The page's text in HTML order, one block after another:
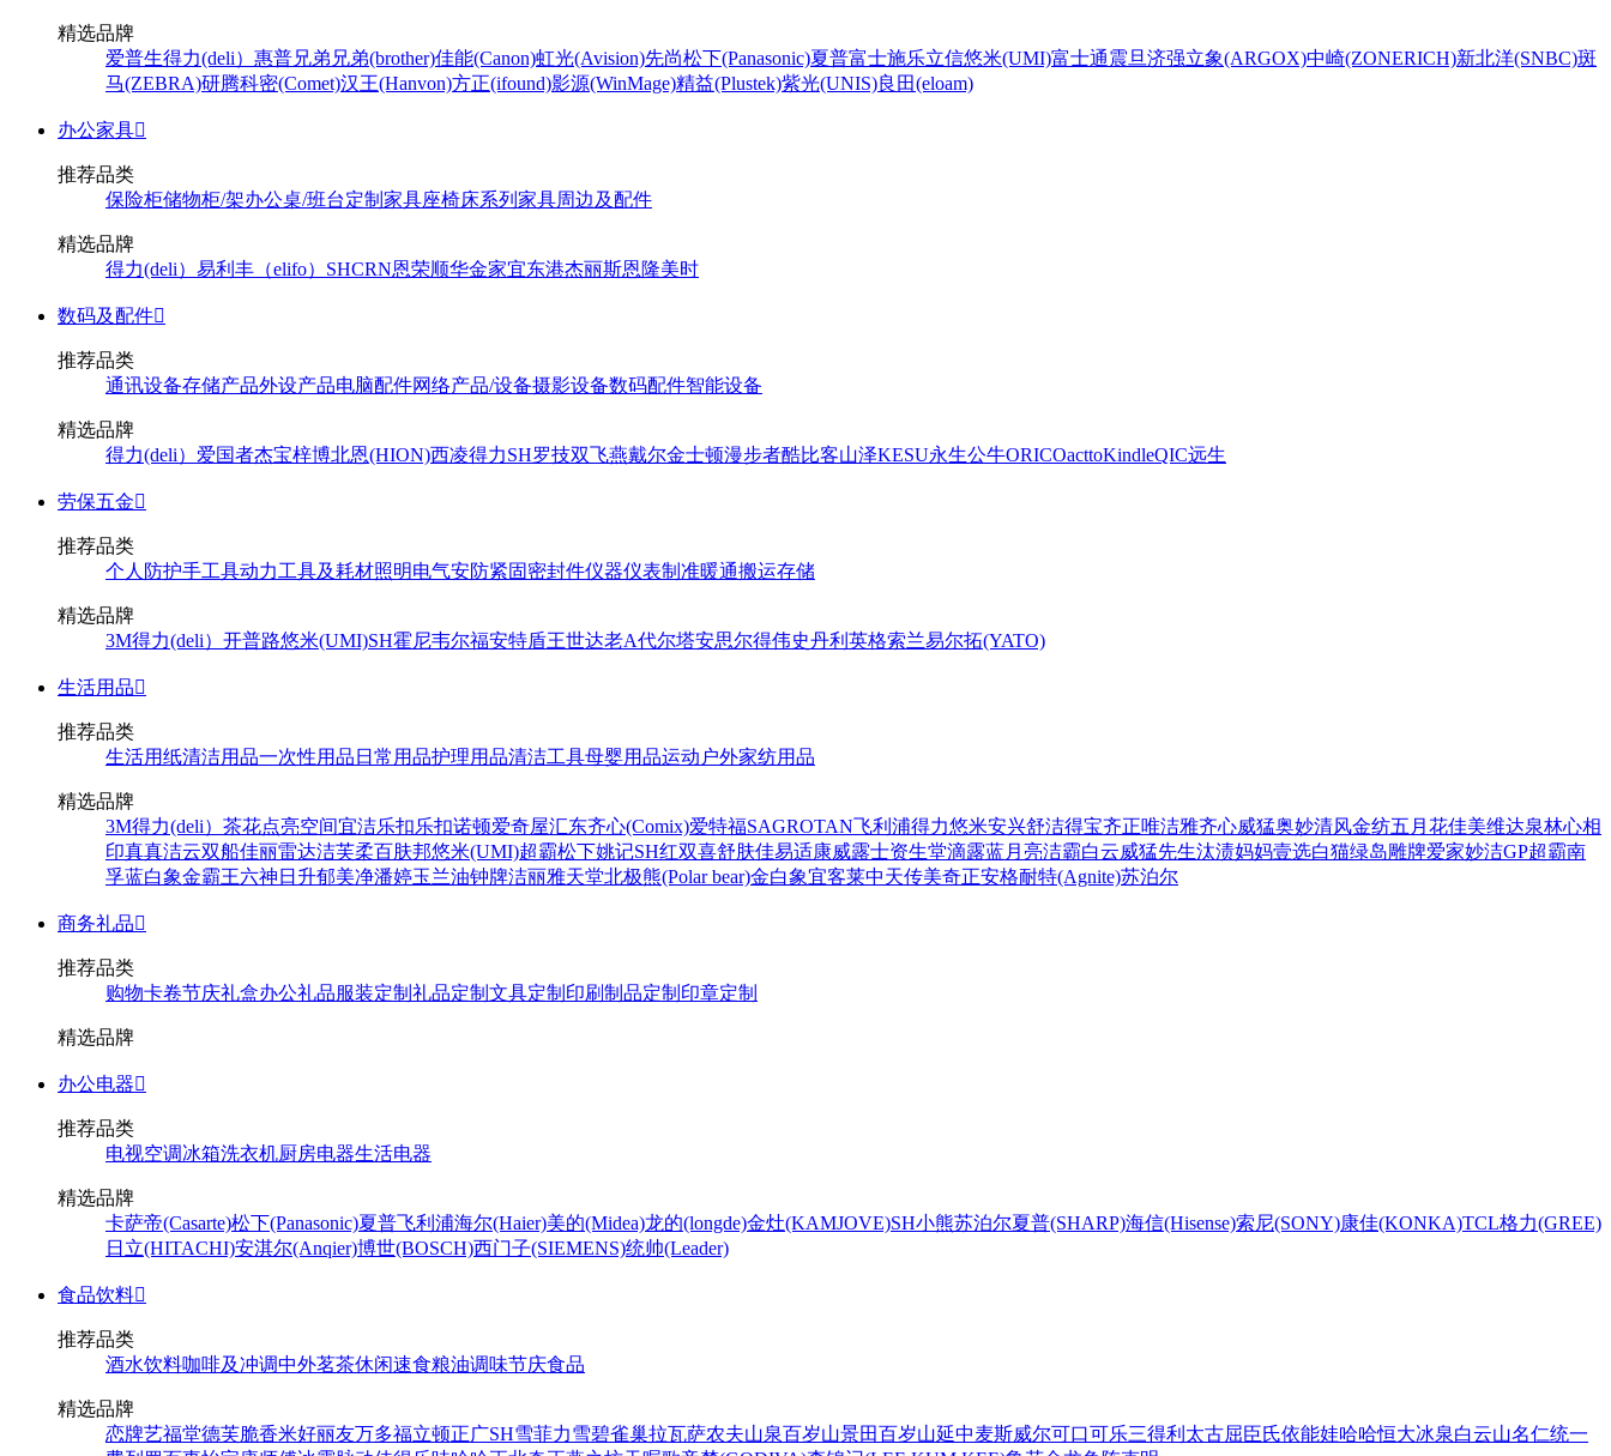
精选品牌
爱普生得力(deli） 惠普兄弟 兄弟(brother)佳能(Canon)虹光(Avision)先尚松下(Panasonic)夏普富士施乐立信悠米(UMI)富士通震旦济强立象(ARGOX)中崎(ZONERICH)新北洋(SNBC)斑
马(ZEBRA)研腾科密(Comet)汉王(Hanvon)方正(ifound)影源(WinMage)精益(Plustek)紫光(UNIS)良田(eloam)
办公家具
推荐品类
保险柜储物柜/架办公桌/班台定制家具座椅床系列 家具周边及配件
精选品牌
得力(deli） 易利丰（elifo） SHCRN恩荣顺华金家宜东港杰丽斯恩隆美时
数码及配件
推荐品类
通讯设备存储产品外设产品电脑配件网络产品/设备摄影设备数码配件智能设备
精选品牌
得力(deli） 爱国者杰宝梓博北恩(HION)西凌得力SH罗技双飞燕戴尔金士顿漫步者酷比客山泽KESU永生公牛ORICOacttoKindleQIC远生
劳保五金
推荐品类
个人防护手工具动力工具及耗材照明电气安防紧固密封件仪器仪表制准暖通搬运存储
精选品牌
3M得力(deli） 开普路悠米(UMI)SH霍尼韦尔福安特盾王世达老A代尔塔安思尔得伟史丹利 英格索兰易尔拓(YATO)
生活用品
推荐品类
生活用纸清洁用品一次性用品 日常用品护理用品清洁工具母婴用品运动户外家纺用品
精选品牌
3M得力(deli） 茶花点亮空间宜洁乐扣乐扣诺顿爱奇屋汇东齐心(Comix)爱特福SAGROTAN飞利浦得力悠米安兴舒洁得宝齐正唯洁雅齐心威猛奥妙清风金纺五月花佳美维达泉林心相
印真真洁云双船佳丽雷达洁芙柔百肤邦悠米(UMI)超霸松下姚记SH红双喜舒肤佳易适康威露士资生堂滴露蓝月亮洁霸白云威猛先生汰渍妈妈壹选白猫绿岛雕牌爱家妙洁GP超霸南
孚蓝白象金霸王六神 日升郁美净潘婷玉兰油钟牌洁丽雅天堂北极熊(Polar bear)金白象宜客莱中天传美奇正安格耐特(Agnite)苏泊尔
商务礼品
推荐品类
购物卡卷节庆礼盒办公礼品服装定制 礼品定制 文具定制 印刷制品定制 印章定制
精选品牌
办公电器
推荐品类
电视空调冰箱洗衣机厨房电器生活电器
精选品牌
卡萨帝(Casarte)松下(Panasonic)夏普飞利浦海尔(Haier)美的(Midea)龙的(longde)金灶(KAMJOVE)SH小熊苏泊尔夏普(SHARP)海信(Hisense)索尼(SONY)康佳(KONKA)TCL格力(GREE)
日立(HITACHI)安淇尔(Anqier)博世(BOSCH)西门子(SIEMENS)统帅(Leader)
食品饮料
推荐品类
酒水饮料咖啡及冲调中外茗茶休闲速食粮油调味节庆食品
精选品牌
恋牌艺福堂德芙脆香米好丽友万多福立顿正广SH雪菲力雪碧雀巢拉瓦萨农夫山泉百岁山景田百岁山延中麦斯威尔可口可乐三得利 太古屈臣氏依能娃哈哈恒大冰泉白云山名仁统一